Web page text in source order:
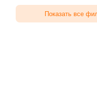
Показать все